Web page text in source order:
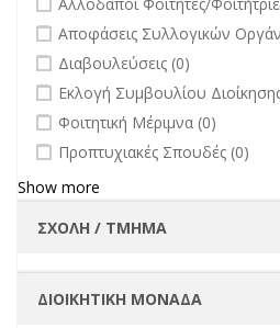
Αλλοδαποί Φοιτητές/
undefined
Αποφάσεις Συλλογικών
undefined
Διαβουλεύσεις (0)
undefined
Εκλογή Συμβουλίου
undefined
Φοιτητική Μέριμνα (0)
undefined
Προπτυχιακές Σπουδές (0)
Show more